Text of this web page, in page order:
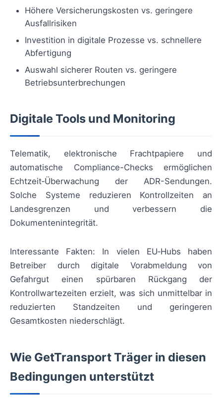
Höhere Versicherungskosten vs. geringere
Ausfallrisiken
Investition in digitale Prozesse vs. schnellere
Abfertigung
Auswahl sicherer Routen vs. geringere
Betriebsunterbrechungen
Digitale Tools und Monitoring
Telematik, elektronische Frachtpapiere und
automatische Compliance-Checks ermöglichen
Echtzeit‑Überwachung der ADR-Sendungen.
Solche Systeme reduzieren Kontrollzeiten an
Landesgrenzen und verbessern die
Dokumentenintegrität.
Interessante Fakten: In vielen EU‑Hubs haben
Betreiber durch digitale Vorabmeldung von
Gefahrgut einen spürbaren Rückgang der
Kontrollwartezeiten erzielt, was sich unmittelbar in
reduzierten Standzeiten und geringeren
Gesamtkosten niederschlägt.
Wie GetTransport Träger in diesen
Bedingungen unterstützt